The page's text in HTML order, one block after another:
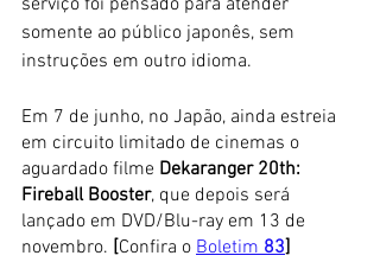
serviço foi pensado para atender
somente ao público japonês, sem
instruções em outro idioma.
Em 7 de junho, no Japão, ainda estreia
em circuito limitado de cinemas o
aguardado filme Dekaranger 20th:
Fireball Booster, que depois será
lançado em DVD/Blu-ray em 13 de
novembro. [Confira o Boletim 83]